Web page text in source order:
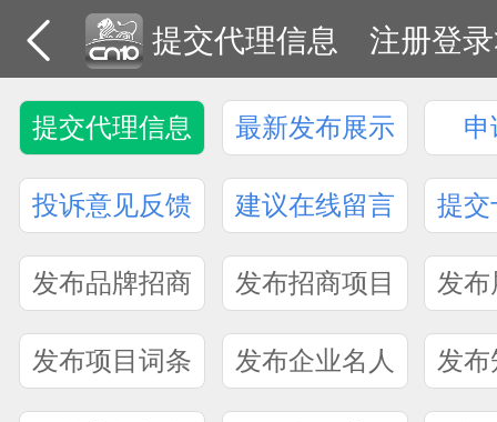
提交代理信息 注册登
提交代理信息 最新发布展示 申
投诉意见反馈 建议在线留言 提交
发布品牌招商 发布招商项目 发
发布项目词条 发布企业名人 发